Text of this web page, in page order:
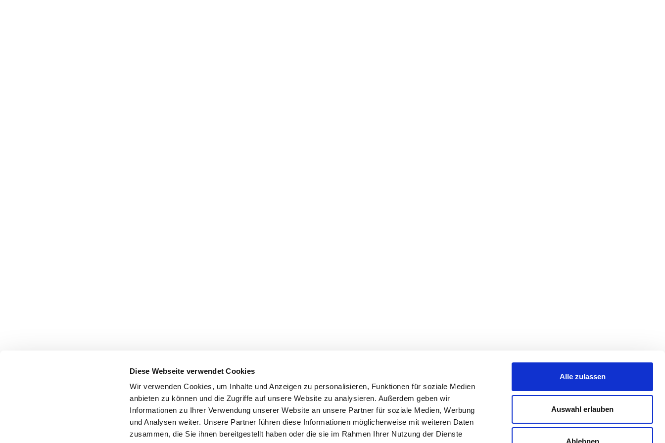
Diese Webseite verwendet Cookies
Wir verwenden Cookies, um Inhalte und Anzeigen zu personalisieren, Funktionen für soziale Medien
anbieten zu können und die Zugriffe auf unsere Website zu analysieren. Außerdem geben wir
Informationen zu Ihrer Verwendung unserer Website an unsere Partner für soziale Medien, Werbung
und Analysen weiter. Unsere Partner führen diese Informationen möglicherweise mit weiteren Daten
zusammen, die Sie ihnen bereitgestellt haben oder die sie im Rahmen Ihrer Nutzung der Dienste
Alle zulassen
Auswahl erlauben
Ablehnen